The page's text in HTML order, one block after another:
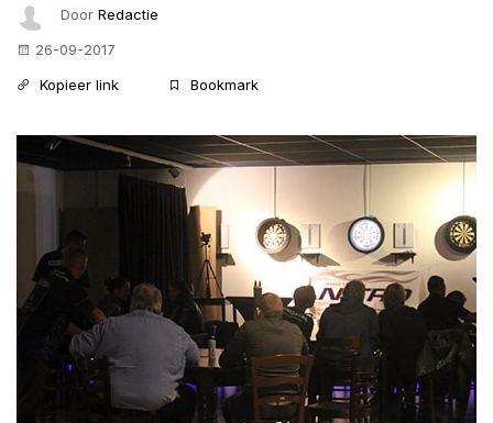
Door Redactie
26-09-2017
Kopieer link
Bookmark